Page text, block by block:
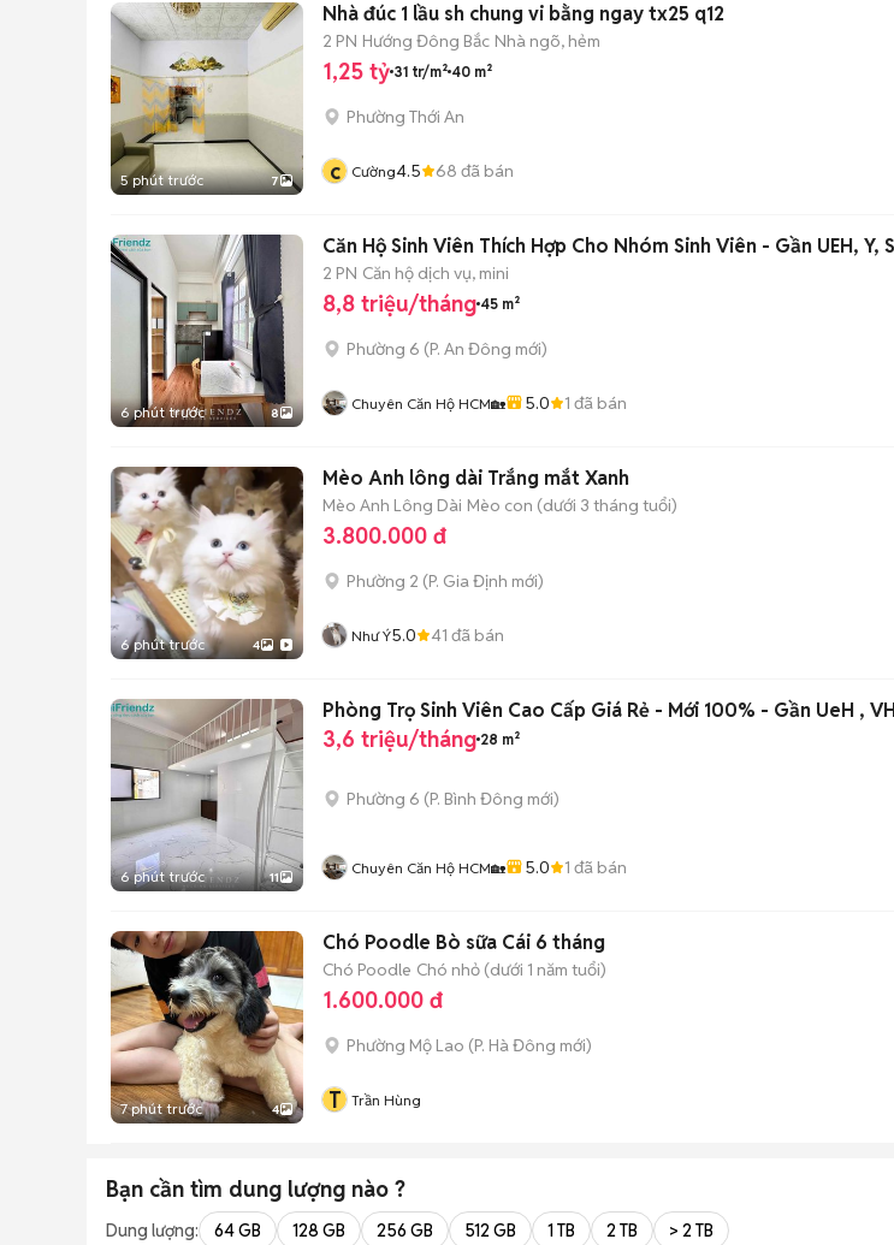
5 phút trước 7
Nhà đúc 1 lầu sh chung vi bằng ngay tx25 q12
2 PN Hướng Đông Bắc Nhà ngõ, hẻm
1,25 tỷ 31 tr/m² 40 m²
Phường Thới An
c Cường4.5 68 đã bán
6 phút trước 8
Căn Hộ Sinh Viên Thích Hợp Cho Nhóm Sinh Viên - Gần UEH, Y,
2 PN Căn hộ dịch vụ, mini
8,8 triệu/tháng 45 m²
Phường 6 (P. An Đông mới)
Chuyên Căn Hộ HCM🏡 5.0 1 đã bán
6 phút trước 4
Mèo Anh lông dài Trắng mắt Xanh
Mèo Anh Lông Dài Mèo con (dưới 3 tháng tuổi)
3.800.000 đ
Phường 2 (P. Gia Định mới)
Như Ý5.0 41 đã bán
6 phút trước 11
Phòng Trọ Sinh Viên Cao Cấp Giá Rẻ - Mới 100% - Gần UeH ,
3,6 triệu/tháng 28 m²
Phường 6 (P. Bình Đông mới)
Chuyên Căn Hộ HCM🏡 5.0 1 đã bán
7 phút trước 4
Chó Poodle Bò sữa Cái 6 tháng
Chó Poodle Chó nhỏ (dưới 1 năm tuổi)
1.600.000 đ
Phường Mộ Lao (P. Hà Đông mới)
T Trần Hùng
Bạn cần tìm dung lượng nào ?
Dung lượng: 64 GB 128 GB 256 GB 512 GB 1 TB 2 TB > 2 TB